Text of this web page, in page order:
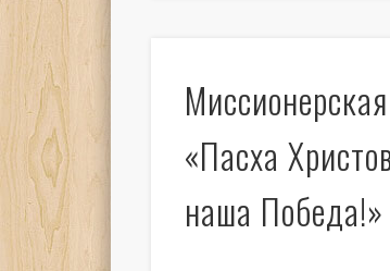
«Пасха
наша Победа!»